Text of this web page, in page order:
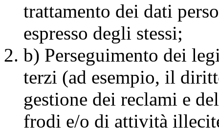
trattamento dei dati
espresso degli stessi;
b) Perseguimento dei
terzi (ad esempio, il
gestione dei reclami e
frodi e/o di attività